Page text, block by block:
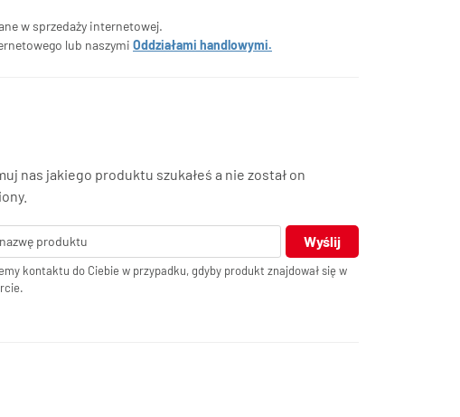
w sprzedaży internetowej.
lub naszymi Oddziałami handlowymi.
nas jakiego produktu szukałeś a nie został on
Wyślij
kontaktu do Ciebie w przypadku, gdyby produkt znajdował się w